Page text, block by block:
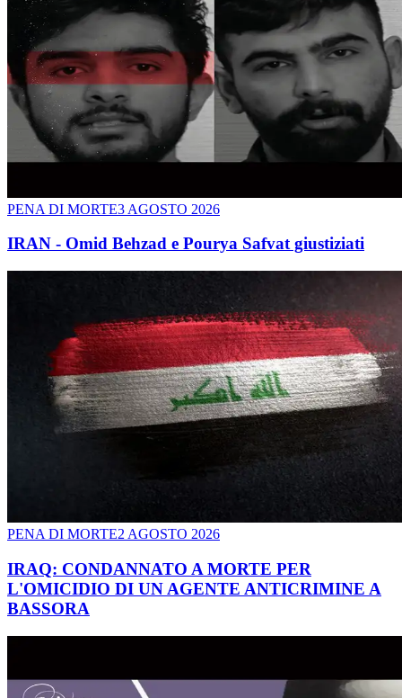
PENA DI MORTE3 AGOSTO 2026
IRAN - Omid Behzad e Pourya Safvat giustiziati
PENA DI MORTE2 AGOSTO 2026
IRAQ: CONDANNATO A MORTE PER
L'OMICIDIO DI UN AGENTE ANTICRIMINE A
BASSORA